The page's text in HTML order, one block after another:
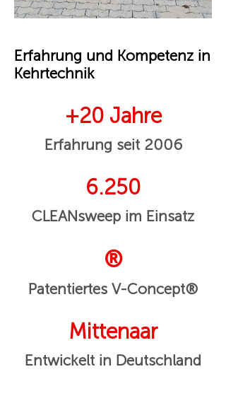
Erfahrung und Kompetenz in
Kehrtechnik
+20 Jahre
Erfahrung seit 2006
6.250
CLEANsweep im Einsatz
®
Patentiertes V-Concept®
Mittenaar
Entwickelt in Deutschland